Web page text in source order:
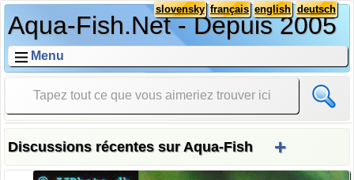
Aqua-Fish.Net - Depuis 2005
deutsch
english
français
slovensky
Menu
Discussions récentes sur Aqua-Fish +